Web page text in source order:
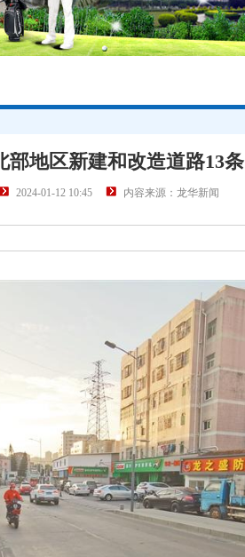
部地区新建和改造道路13条
2024-01-12 10:45 内容来源：龙华新闻